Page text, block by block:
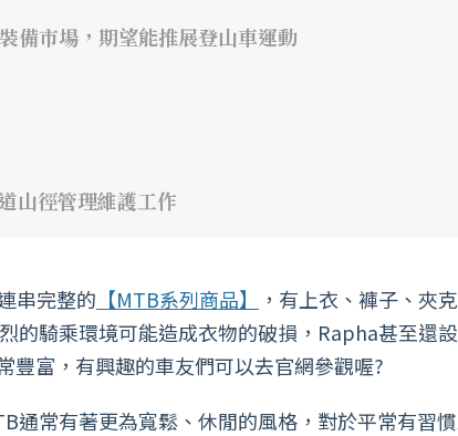
備市場，期望能推展登山車運動
山徑管理維護工作
串完整的 【MTB系列商品】
，有上衣、褲子、夾
的騎乘環境可能造成衣物的破損，Rapha甚至還
豐富，有興趣的車友們可以去官網參觀喔?
通常有著更為寬鬆、休閒的風格，對於平常有習